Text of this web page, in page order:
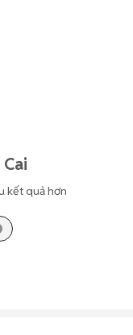
kết quả hơn